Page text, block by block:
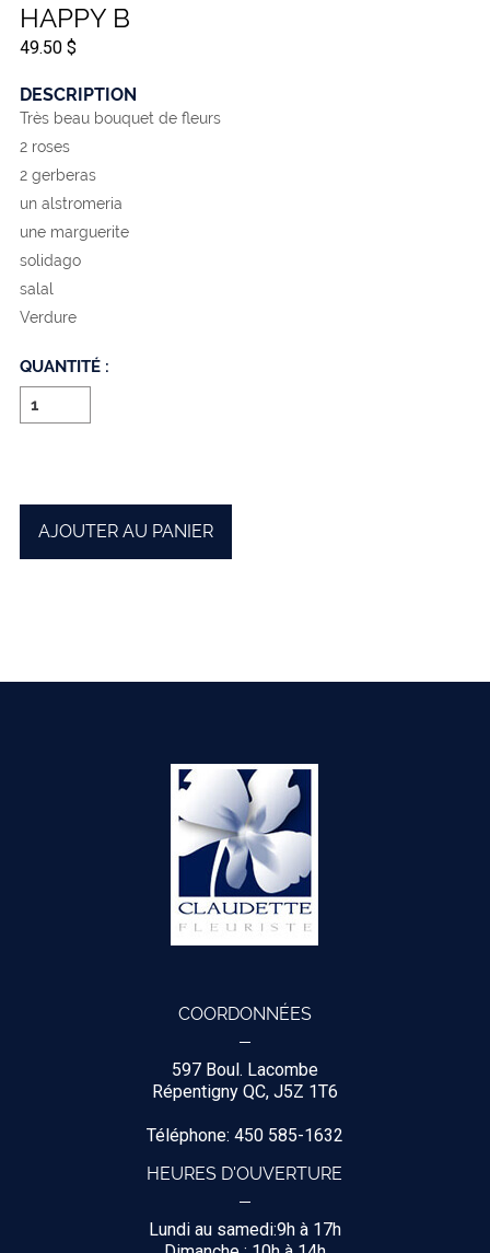
HAPPY B
49.50 $
DESCRIPTION
Très beau bouquet de fleurs
2 roses
2 gerberas
un alstromeria
une marguerite
solidago
salal
Verdure
QUANTITÉ :
AJOUTER AU PANIER
COORDONNÉES
597 Boul. Lacombe
Répentigny QC, J5Z 1T6
Téléphone: 450 585-1632
HEURES D'OUVERTURE
Lundi au samedi:9h à 17h